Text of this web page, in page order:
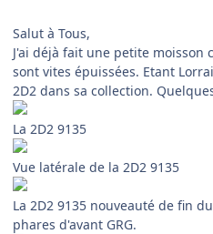
Salut à Tous,
J'ai déjà fait une petite moisson
sont vites épuissées. Etant
2D2 dans sa collection.
La 2D2 9135
Vue latérale de la 2D2 9135
La 2D2 9135 nouveauté de fin
phares d'avant GRG.